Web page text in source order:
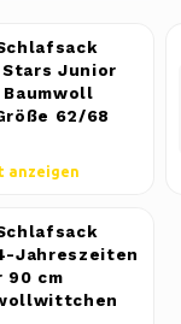
Junior
Baumwoll
62/68
anzeigen
Jahreszeiten
90 cm